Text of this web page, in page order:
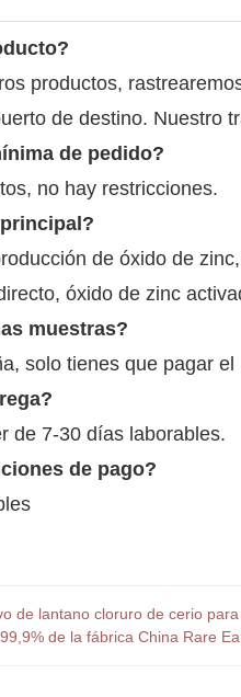
productos,
de destino. Nuestro
de pedido?
no hay restricciones.
de óxido de
óxido de zinc
muestras?
solo tienes que pagar
de 7-30 días laborables.
de pago?
de lantano cloruro de cerio
de la fábrica China Rare